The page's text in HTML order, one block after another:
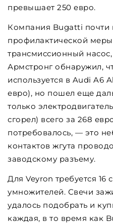
превышает 250 евро.
Компания Bugatti почти
профилактической
трансмиссионный
Армстронг обнаружил,
используется в Audi A6
евро), но пошел еще
только
сгорел) всего за 268
потребовалось, — это
контактов жгута
заводскому разъему.
Для Veyron требуется 16
умножителей. Свечи
удалось подобрать и
каждая, в то время как